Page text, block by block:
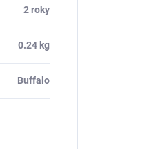
2 roky
0.24 kg
Buffalo